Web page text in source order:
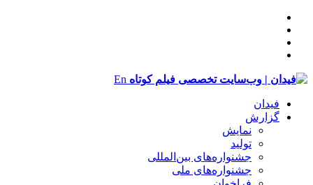
En
فیدان
گزارش
نمایش
تولید
‌‌جشنواره‌های بین‌المللی
جشنواره‌های ملی